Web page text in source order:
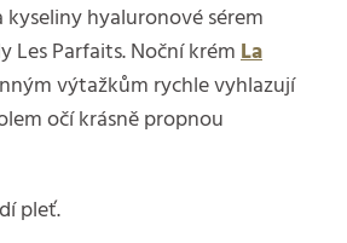
hyaluronové sérem
Parfaits. Noční krémLa
výtažkům rychle vyhlazují
očí krásně propnou
pleť.